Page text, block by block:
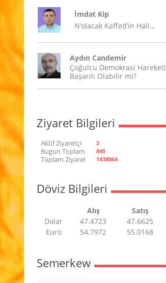
İmdat Kip
N’olacak Kaffed’in Hali…
Aydın Candemir
Çoğulcu Demokrasi Hareketi
Başarılı Olabilir mi?
Ziyaret Bilgileri
Aktif Ziyaretçi 2
Bugün Toplam 845
Toplam Ziyaret 1438064
Döviz Bilgileri
Alış
Satış
Dolar
47.4723
47.6625
Euro
54.7972 55.0168
Semerkew